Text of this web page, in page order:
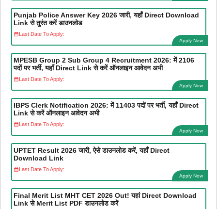
Punjab Police Answer Key 2026 जारी, यहाँ Direct Download
Link से तुरंत करें डाउनलोड
Last Date To Apply:
Apply Now
MPESB Group 2 Sub Group 4 Recruitment 2026: में 2106
पदों पर भर्ती, यहाँ Direct Link से करें ऑनलाइन आवेदन अभी
Last Date To Apply:
Apply Now
IBPS Clerk Notification 2026: में 11403 पदों पर भर्ती, यहाँ Direct
Link से करें ऑनलाइन आवेदन अभी
Last Date To Apply:
Apply Now
UPTET Result 2026 जारी, ऐसे डाउनलोड करें, यहाँ Direct
Download Link
Last Date To Apply:
Apply Now
Final Merit List MHT CET 2026 Out! यहां Direct Download
Link से Merit List PDF डाउनलोड करें